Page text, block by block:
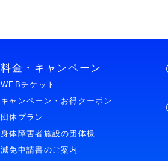
料金・キャンペーン
WEBチケット
キャンペーン・お得クーポン
団体プラン
身体障害者施設の団体様
減免申請書のご案内